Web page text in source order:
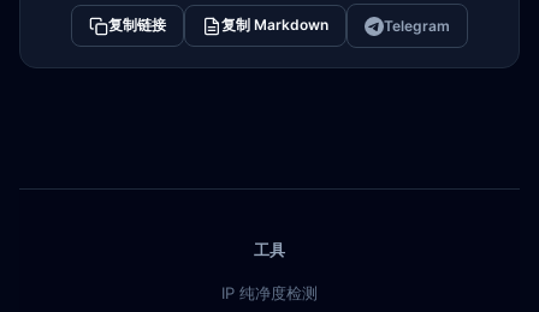
复制链接 复制 Markdown Telegram
工具
IP 纯净度检测